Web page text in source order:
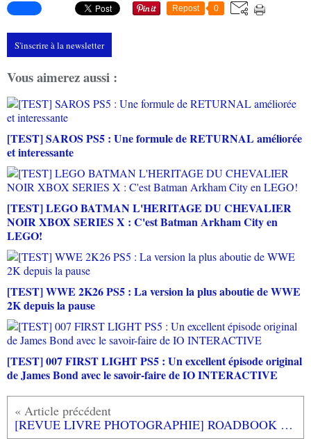
Repost 0
S'inscrire à la newsletter
Vous aimerez aussi :
[TEST] SAROS PS5 : Une formule de RETURNAL améliorée
et interessante
[TEST] LEGO BATMAN L'HERITAGE DU CHEVALIER
NOIR XBOX SERIES X : C'est Batman Arkham City en
LEGO!
[TEST] WWE 2K26 PS5 : La version la plus aboutie de WWE
2K depuis la pause
[TEST] 007 FIRST LIGHT PS5 : Un excellent épisode original
de James Bond avec le savoir-faire de IO INTERACTIVE
[REVUE LIVRE PHOTOGRAPHIE] ROADBOOK - Chroniques d'un photographe dans la jungle musicale d'Eric CANTO aux éditions BONNE NOTE